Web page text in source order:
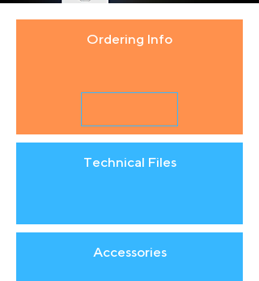
Ordering Info
Technical Files
Accessories